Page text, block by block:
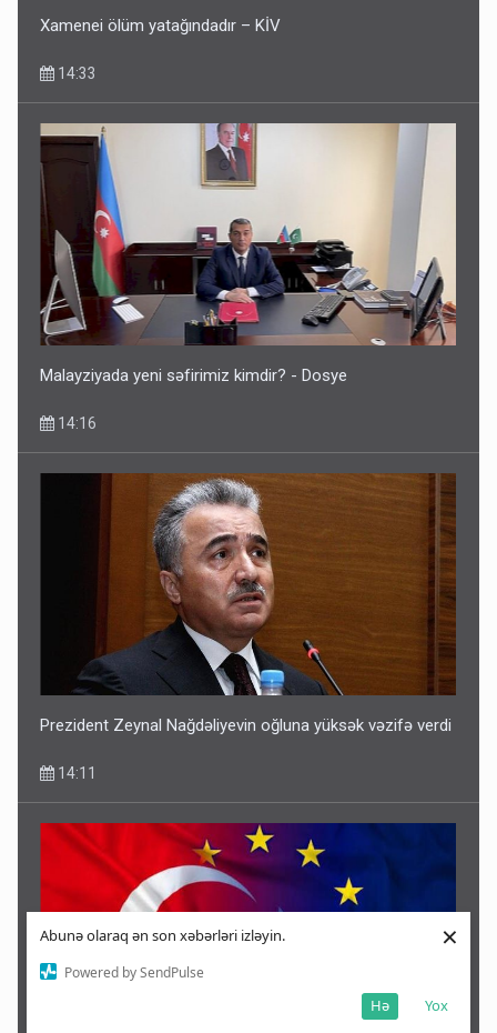
Abunə olaraq ən son xəbərləri izləyin.
Powered by SendPulse
Yox
Hə
×
Xamenei ölüm yatağındadır – KİV
14:33
Malayziyada yeni səfirimiz kimdir? - Dosye
14:16
Prezident Zeynal Nağdəliyevin oğluna yüksək vəzifə verdi
14:11